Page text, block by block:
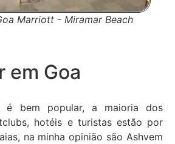
Marriott - Miramar Beach
em Goa
é bem popular, a maioria dos
hotéis e turistas estão por
na minha opinião são Ashvem